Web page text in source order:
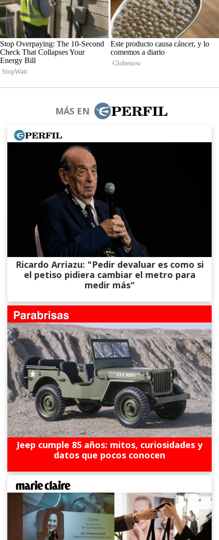
MÁS EN
Ricardo Arriazu: "Pedir devaluar es como si
el petiso pidiera cambiar el metro para
medir más"
Jeep cumple 85 años: mitos, curiosidades y
datos que pocos conocen